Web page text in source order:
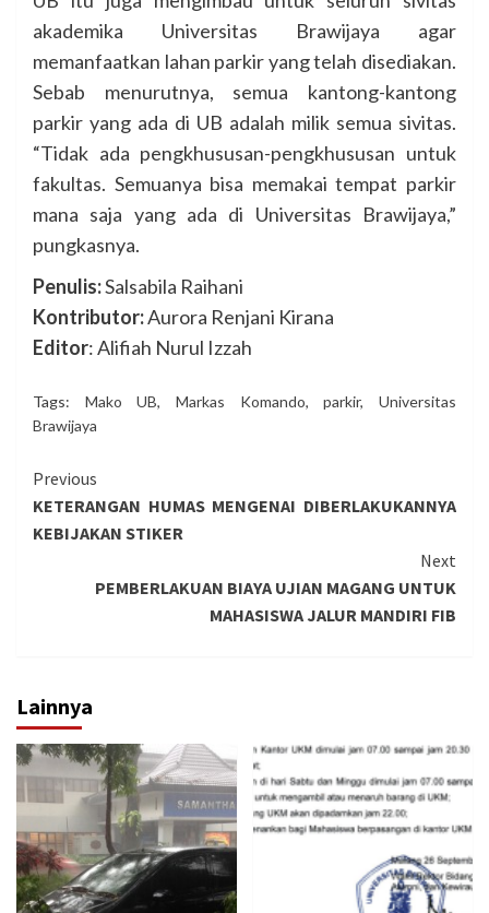
akademika Universitas Brawijaya agar
memanfaatkan lahan parkir yang telah disediakan.
Sebab menurutnya, semua kantong-kantong
parkir yang ada di UB adalah milik semua sivitas.
“Tidak ada pengkhususan-pengkhususan untuk
fakultas. Semuanya bisa memakai tempat parkir
mana saja yang ada di Universitas Brawijaya,”
pungkasnya.
Penulis:Salsabila Raihani
Kontributor:Aurora Renjani Kirana
Editor: Alifiah Nurul Izzah
Tags: Mako UB,Markas Komando,parkir,Universitas
Brawijaya
Continue
Reading
Previous
KETERANGAN HUMAS MENGENAI DIBERLAKUKANNYA
KEBIJAKAN STIKER
Next
PEMBERLAKUAN BIAYA UJIAN MAGANG UNTUK
MAHASISWA JALUR MANDIRI FIB
Lainnya